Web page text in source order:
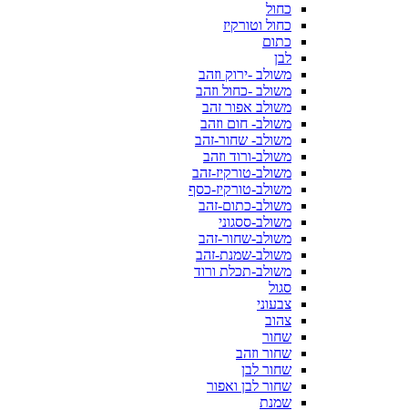
כחול
כחול וטורקיז
כתום
לבן
משולב -ירוק וזהב
משולב -כחול וזהב
משולב אפור זהב
משולב- חום וזהב
משולב- שחור-זהב
משולב-ורוד וזהב
משולב-טורקיז-זהב
משולב-טורקיז-כסף
משולב-כתום-זהב
משולב-ססגוני
משולב-שחור-זהב
משולב-שמנת-זהב
משולב-תכלת ורוד
סגול
צבעוני
צהוב
שחור
שחור וזהב
שחור לבן
שחור לבן ואפור
שמנת